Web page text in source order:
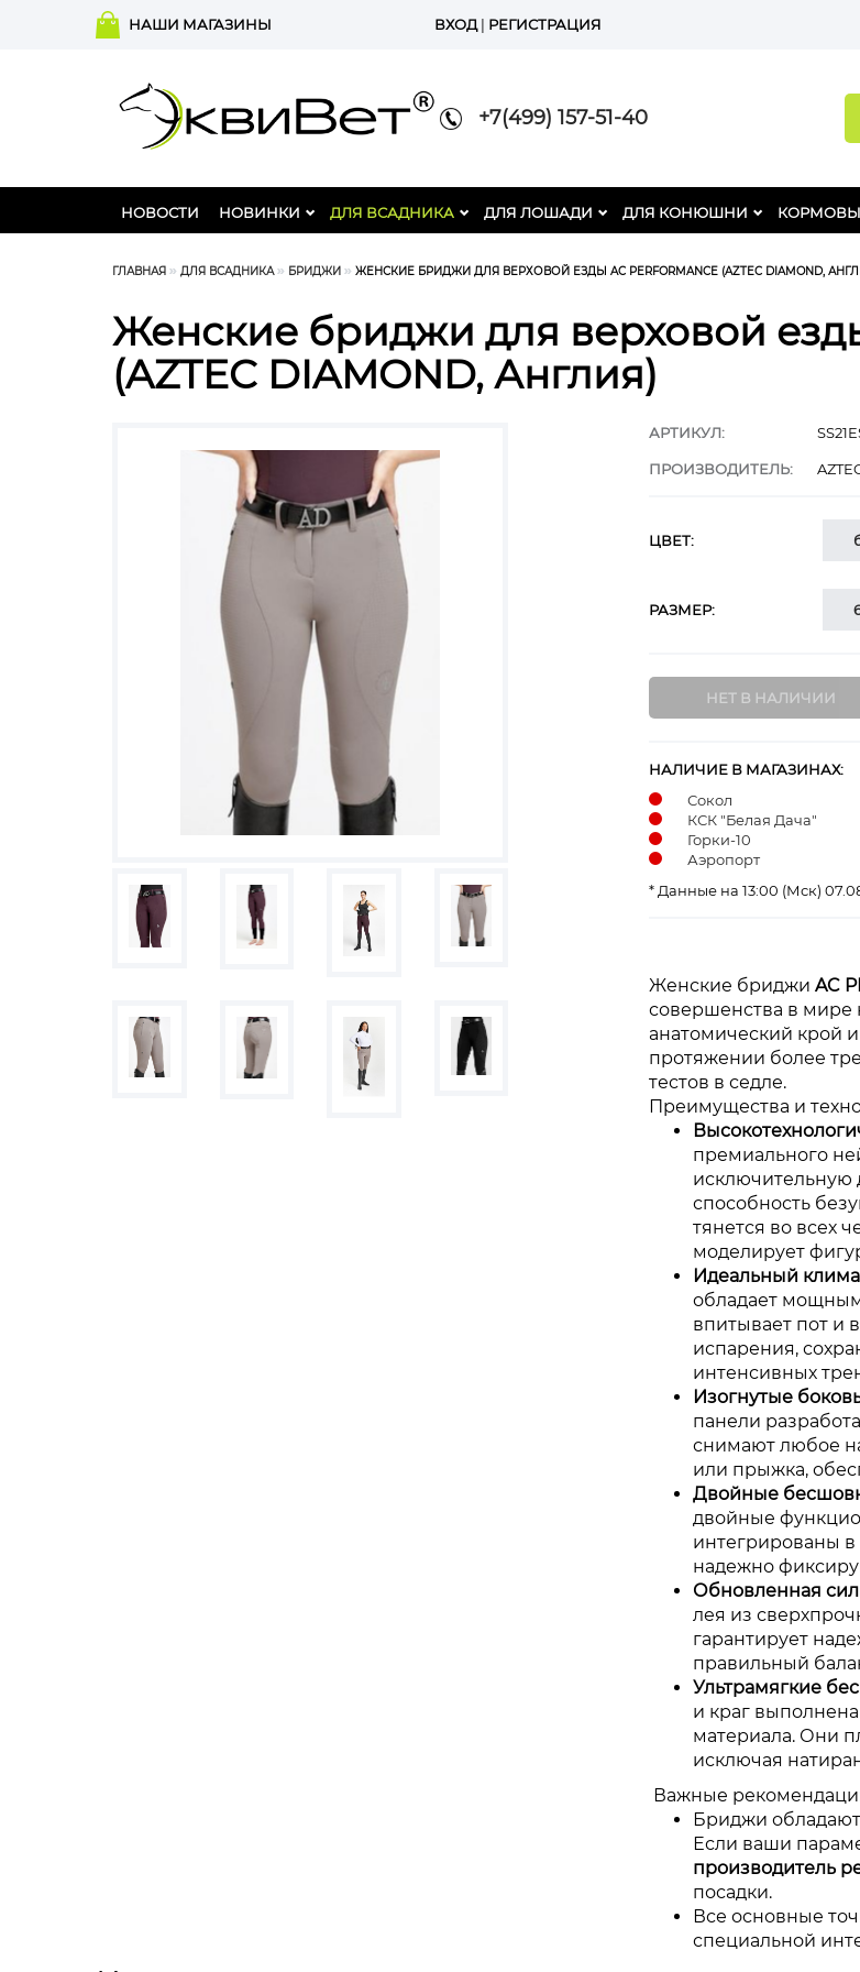
НАШИ МАГАЗИНЫ ВХОД| РЕГИСТРАЦИЯ
+7(499) 157-51-40
НОВОСТИ НОВИНКИ ДЛЯ ВСАДНИКА ДЛЯ ЛОШАДИ ДЛЯ КОНЮШНИ
ГЛАВНАЯ ДЛЯ ВСАДНИКА БРИДЖИ ЖЕНСКИЕ БРИДЖИ ДЛЯ ВЕРХОВОЙ ЕЗДЫ AC PERFORMANCE (AZTEC DIAMOND,
Женские бриджи для верховой
(AZTEC DIAMOND, Англия)
АРТИКУЛ:
ПРОИЗВОДИТЕЛЬ:
ЦВЕТ:
РАЗМЕР:
НАЛИЧИЕ В МАГАЗИНАХ:
Сокол
КСК "Белая Дача"
Горки-10
Аэропорт
* Данные на 13:00 (Мск)
Женские бриджи AC
совершенства в мире
анатомический крой
протяжении более
тестов в седле.
Преимущества и
премиального
исключительную
способность
тянется во всех
моделирует
Идеальный
обладает
впитывает пот и
испарения,
интенсивных
Изогнутые
панели
снимают любое
или прыжка,
Двойные
двойные
интегрированы
надежно
Обновленная
лея из
гарантирует
правильный
Ультрамягкие
и краг
материала. Они
исключая
Важные
Бриджи
Если ваши
производитель
посадки.
Все основные
специальной